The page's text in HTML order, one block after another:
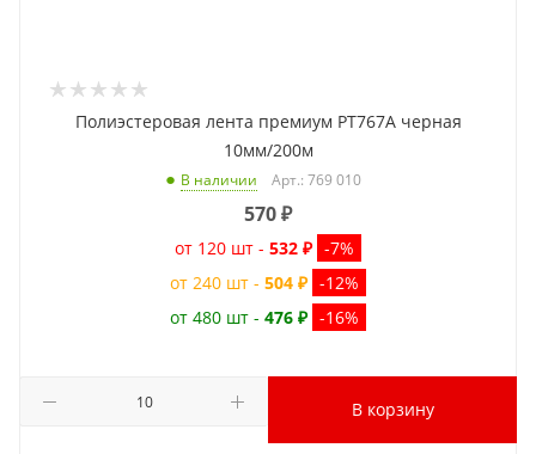
Полиэстеровая лента премиум PT767A черная
10мм/200м
В наличии Арт.: 769 010
570₽
от 120 шт - 532 ₽ -7%
от 240 шт - 504 ₽ -12%
от 480 шт - 476 ₽ -16%
В корзину